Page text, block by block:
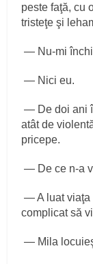
peste faţă, cu
tristeţe şi
— Nu‑mi
— Nici eu.
— De doi ani
atât de
pricepe.
— De ce n‑a
— A luat viaţa
complicat să
— Mila